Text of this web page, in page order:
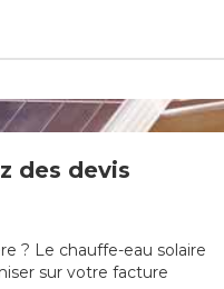
des devis
? Le chauffe-eau solaire
sur votre facture